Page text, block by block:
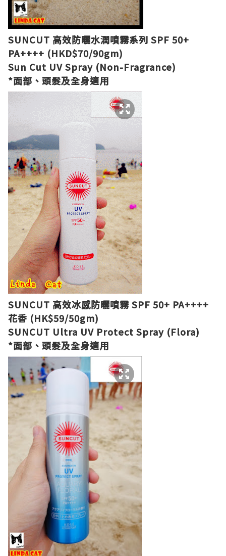
SUNCUT 高效防曬水潤噴霧系列 SPF 50+
PA++++ (HKD$70/90gm)
Sun Cut UV Spray (Non-Fragrance)
*面部、頭髮及全身適用
SUNCUT 高效冰感防曬噴霧 SPF 50+ PA++++
花香 (HK$59/50gm)
SUNCUT Ultra UV Protect Spray (Flora)
*面部、頭髮及全身適用